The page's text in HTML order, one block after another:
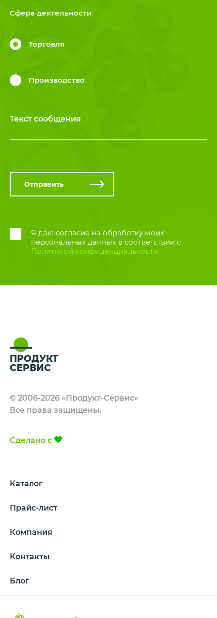
Сфера деятельности
Торговля
Производство
Текст сообщения
Я даю согласие на обработку моих
персональных данных в соответствии с
Политикой конфиденциальности.
ПРОДУКТ
СЕРВИС
© 2006-2026 «Продукт-Сервис»
Все права защищены.
Сделано с
Каталог
Прайс-лист
Компания
Контакты
Блог